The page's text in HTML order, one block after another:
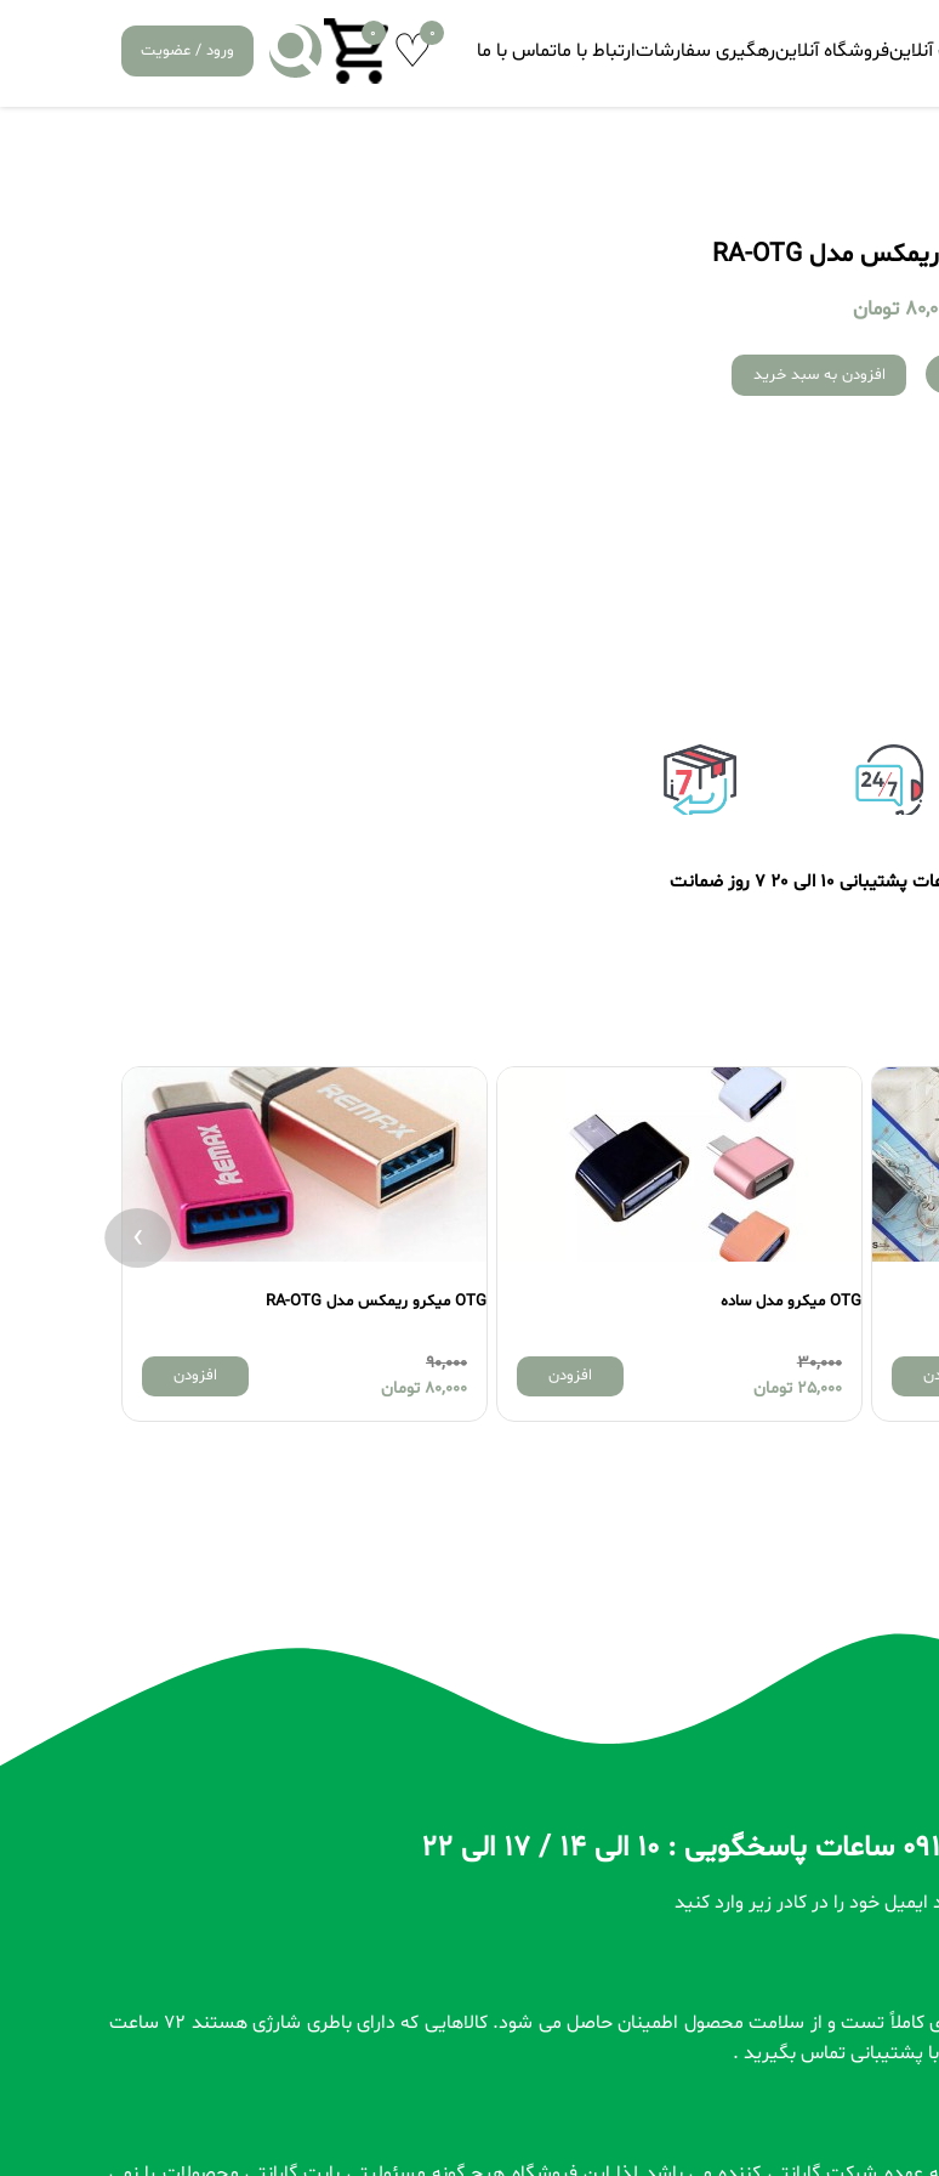
فروشگاه آنلاینرهگیری سفارشاتارتباط با ماتماس با ما
0
0
ورود / عضویت
تومان
افزودن به سبد خرید
پشتیبانی 10 الی 20 7 روز ضمانت
تومان
90,000
80,000
تومان
55,000
50,000
تومان
›
خود را در کادر زیر وارد کنید
تمام محصولات بدون گارانتی قبل از اضافه شدن در سایت و بعد از ثبت سفارش مشتری کاملاً تست و از سلامت محصول اطمینان حاصل می شود. کالاهایی که دارای باطری شارژی هستند 72 ساعت
پشتیبانی تماس بگیرید .